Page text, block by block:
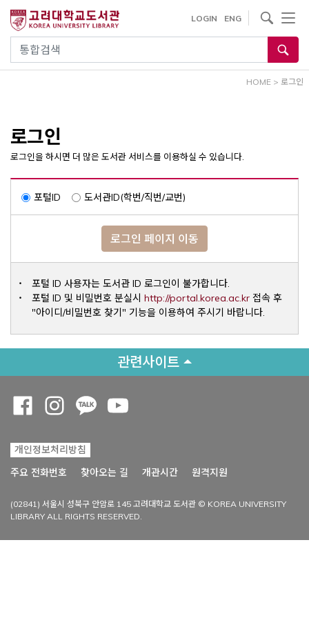
건
통합검색
LOGIN ENG
사이트내 검색
HOME > 로그인
로그인
로그인을 하시면 더 많은 도서관 서비스를 이용하실 수 있습니다.
포털ID 도서관ID(학번/직번/교번)
로그인 페이지 이동
포털 ID 사용자는 도서관 ID 로그인이 불가합니다.
포털 ID 및 비밀번호 분실시 http://portal.korea.ac.krOpens a
접속 후
"아이디/비밀번호 찾기" 기능을 이용하여 주시기 바랍니다.
관련사이트
개인정보처리방침
주요 전화번호
찾아오는 길 개관시간 원격지원
(02841) 서울시 성북구 안암로 145 고려대학교 도서관 © KOREA UNIVERSITY
LIBRARY ALL RIGHTS RESERVED.
Opens a new window
Opens a new window
Opens a new window